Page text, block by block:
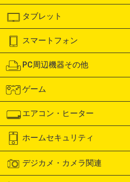
タブレット
スマートフォン
PC周辺機器その他
ゲーム
エアコン・ヒーター
ホームセキュリティ
デジカメ・カメラ関連